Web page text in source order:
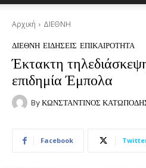
Αρχική ΔΙΕΘΝΗ
ΔΙΕΘΝΗ ΕΙΔΗΣΕΙΣ ΕΠΙΚΑΙΡΟΤΗΤΑ
Έκτακτη
επιδημία Έμπολα
By ΚΩΝΣΤΑΝΤΙΝΟΣ
Facebook